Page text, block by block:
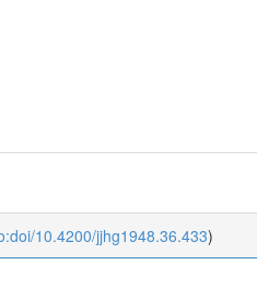
10.4200/jjhg1948.36.433)